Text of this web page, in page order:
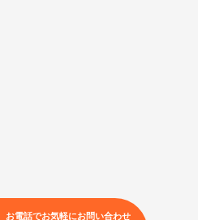
お電話でお気軽にお問い合わせ